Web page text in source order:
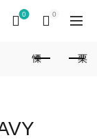
0 0